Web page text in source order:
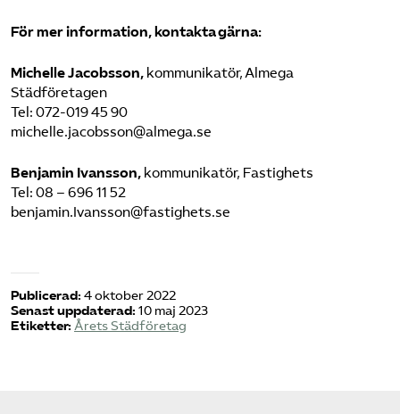
För mer information, kontakta gärna:
Michelle Jacobsson, kommunikatör, Almega
Städföretagen
Tel: 072-019 45 90
michelle.jacobsson@almega.se
Benjamin Ivansson, kommunikatör, Fastighets
Tel: 08 – 696 11 52
benjamin.Ivansson@fastighets.se
Publicerad: 4 oktober 2022
Senast uppdaterad: 10 maj 2023
Etiketter: Årets Städföretag